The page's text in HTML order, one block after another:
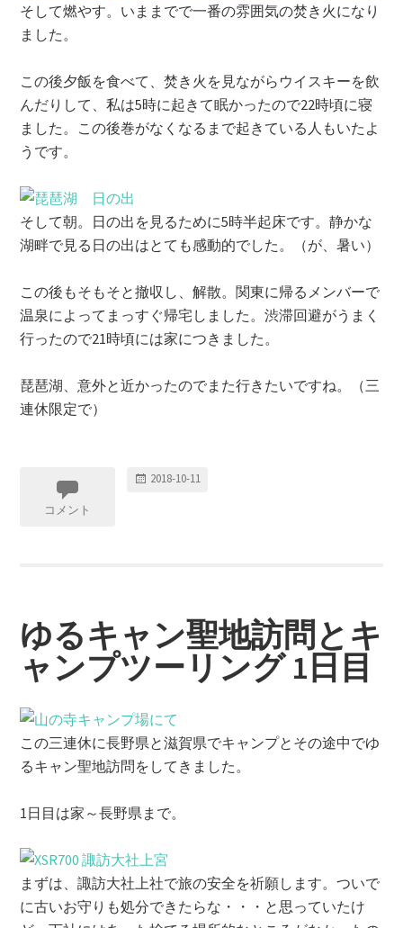
そして燃やす。いままでで一番の雰囲気の焚き火になり
ました。
この後夕飯を食べて、焚き火を見ながらウイスキーを飲
んだりして、私は5時に起きて眠かったので22時頃に寝
ました。この後巻がなくなるまで起きている人もいたよ
うです。
そして朝。日の出を見るために5時半起床です。静かな
湖畔で見る日の出はとても感動的でした。（が、暑い）
この後もそもそと撤収し、解散。関東に帰るメンバーで
温泉によってまっすぐ帰宅しました。渋滞回避がうまく
行ったので21時頃には家につきました。
琵琶湖、意外と近かったのでまた行きたいですね。（三
連休限定で）
コメント
2018-10-11
ゆるキャン聖地訪問とキ
ャンプツーリング 1日目
この三連休に長野県と滋賀県でキャンプとその途中でゆ
るキャン聖地訪問をしてきました。
1日目は家～長野県まで。
まずは、諏訪大社上社で旅の安全を祈願します。ついで
に古いお守りも処分できたらな・・・と思っていたけ